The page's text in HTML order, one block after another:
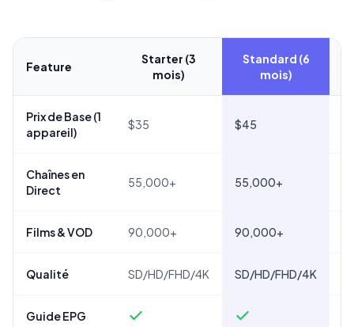
Feature
Starter (3
mois)
Standard (6
mois)
Prix de Base (1
appareil)
$35 $45
Chaînes en
Direct
55,000+ 55,000+
Films & VOD 90,000+ 90,000+
Qualité SD/HD/FHD/4K SD/HD/FHD/4K
Guide EPG